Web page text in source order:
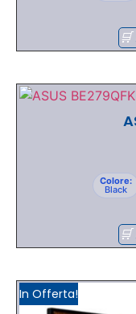
Colore:
Black
In Offerta!